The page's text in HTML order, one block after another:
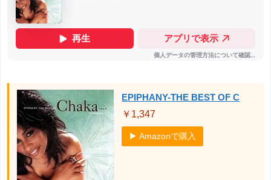
EPIPHANY-THE BEST OF C
￥1,347
▶ Amazonで購入